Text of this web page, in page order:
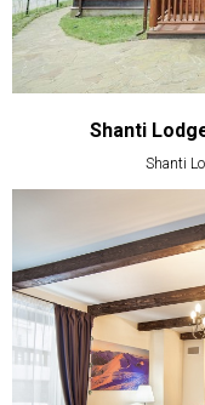
Shanti
Shanti